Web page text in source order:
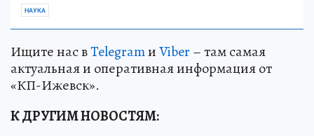
НАУКА
Ищите нас вTelegramиViber – там самая
актуальная и оперативная информация от
«КП-Ижевск».
К ДРУГИМ НОВОСТЯМ: